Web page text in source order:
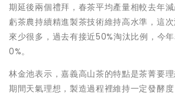
期延後兩個禮拜，春茶平均產量相較去年
虧茶農持續精進製茶技術維持高水準，這
來少很多，過去有接近50%淘汰比例，今
0%。
林金池表示，嘉義高山茶的特點是茶菁要
期間天氣理想，製造過程裡維持一定發酵